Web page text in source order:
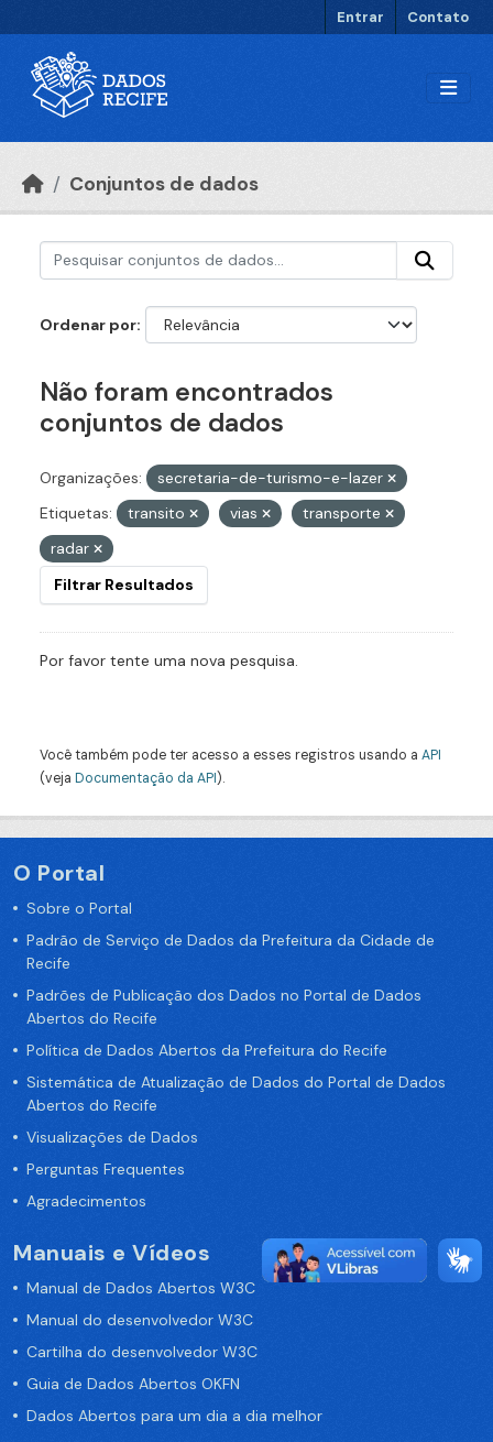
Entrar Contato
Conjuntos de dados
Ordenar por
Não foram encontrados
conjuntos de dados
Organizações:
secretaria-de-turismo-e-lazer
Etiquetas:
transito vias
transporte
radar
Filtrar Resultados
Por favor tente uma nova pesquisa.
Você também pode ter acesso a esses registros usando a API
(veja Documentação da API).
O Portal
Sobre o Portal
Padrão de Serviço de Dados da Prefeitura da Cidade de
Recife
Padrões de Publicação dos Dados no Portal de Dados
Abertos do Recife
Política de Dados Abertos da Prefeitura do Recife
Sistemática de Atualização de Dados do Portal de Dados
Abertos do Recife
Visualizações de Dados
Perguntas Frequentes
Agradecimentos
Manuais e Vídeos
Manual de Dados Abertos W3C
Manual do desenvolvedor W3C
Cartilha do desenvolvedor W3C
Guia de Dados Abertos OKFN
Dados Abertos para um dia a dia melhor